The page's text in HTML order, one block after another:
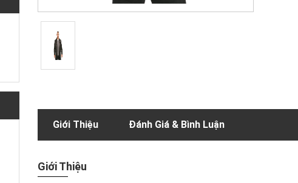
Giới Thiệu Đánh Giá & Bình Luận
Giới Thiệu